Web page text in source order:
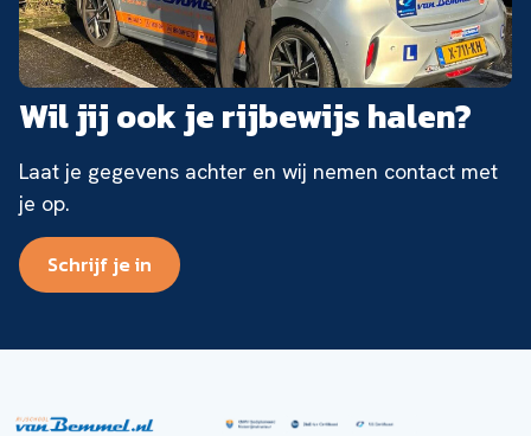
Wil jij ook je rijbewijs halen?
Laat je gegevens achter en wij nemen contact met
je op.
Schrijf je in